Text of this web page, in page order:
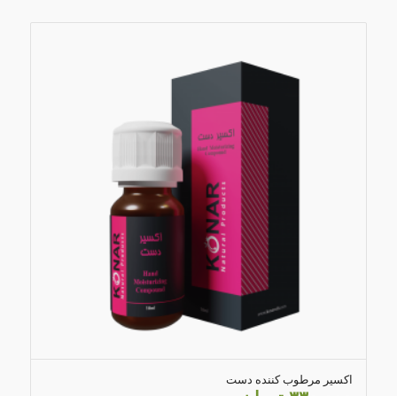
5.00
اکسیر مرطوب کننده دست